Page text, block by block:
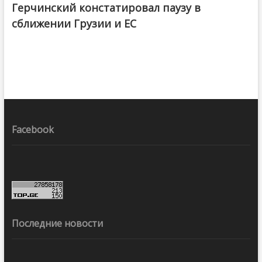
Герчинский констатировал паузу в
сближении Грузии и ЕС
Facebook
Последние новости